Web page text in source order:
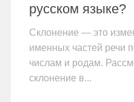
русском языке?
Склонение — это
именных частей речи
числам и родам.
склонение в...